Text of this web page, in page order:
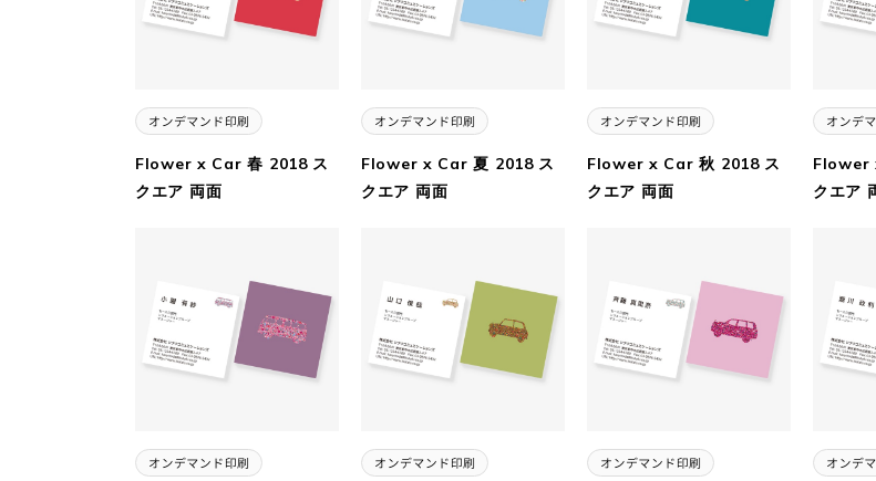
Flower x Car 春 2018 ス
クエア 両面
Flower x Car 夏 2018 ス
クエア 両面
Flower x Car 秋 2018 ス
クエア 両面
Flower
クエア